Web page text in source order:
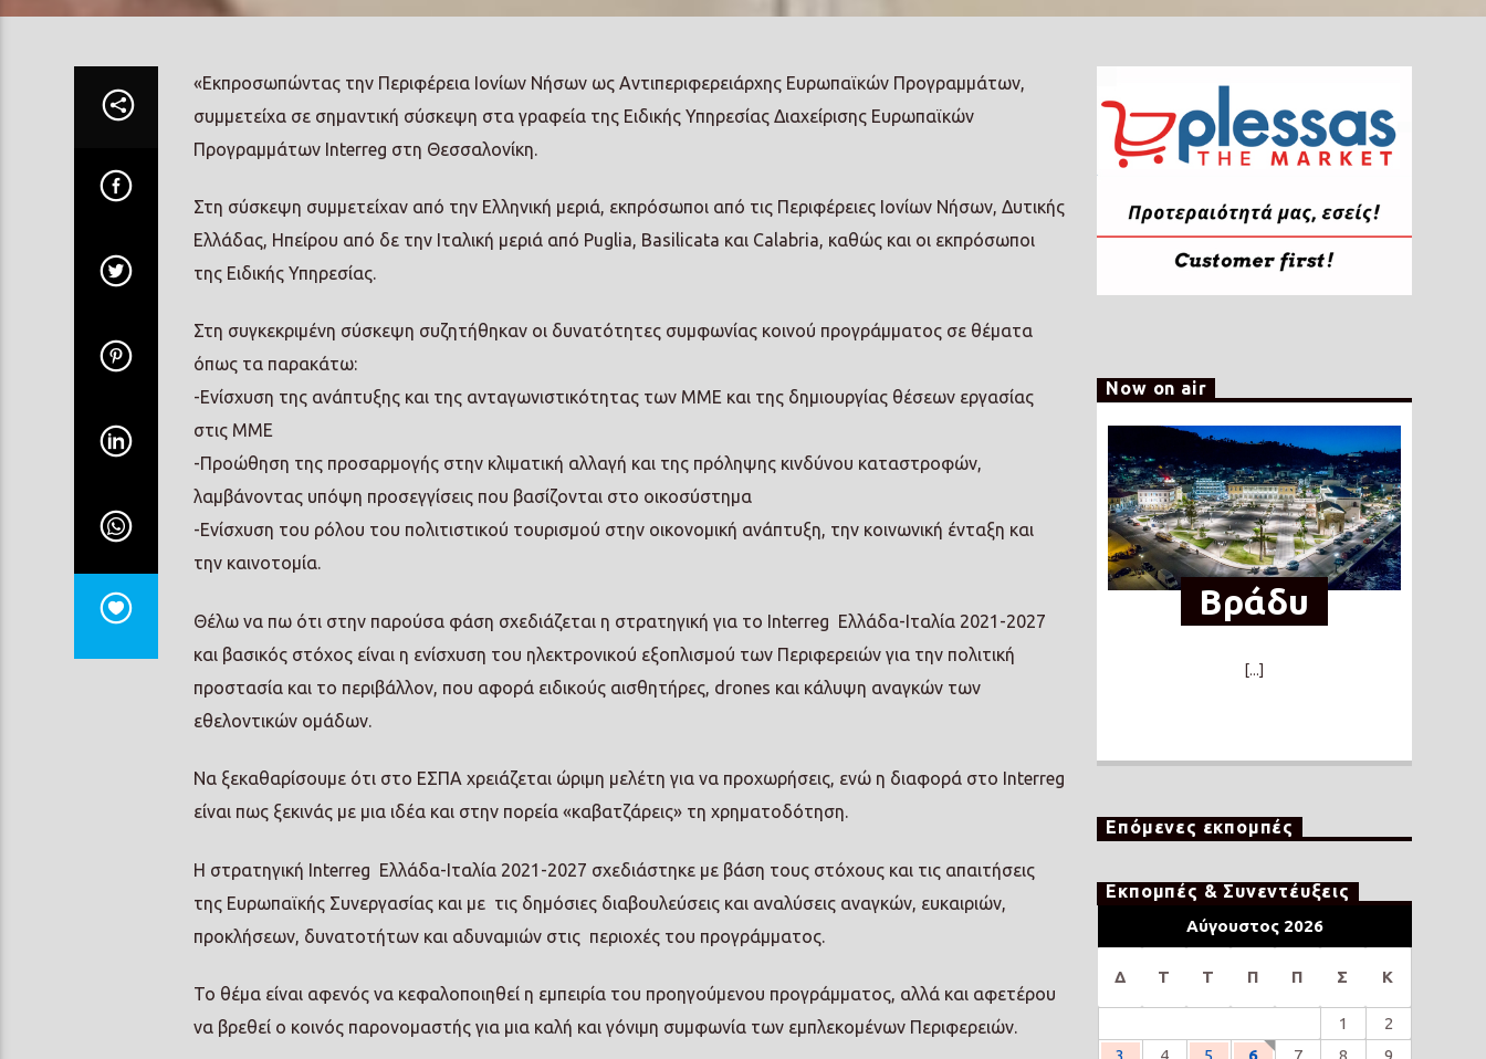
«Εκπροσωπώντας την Περιφέρεια Ιονίων Νήσων ως Αντιπεριφερειάρχης Ευρωπαϊκών Προγραμμάτων,
συμμετείχα σε σημαντική σύσκεψη στα γραφεία της Ειδικής Υπηρεσίας Διαχείρισης Ευρωπαϊκών
Προγραμμάτων Interreg στη Θεσσαλονίκη.
Στη σύσκεψη συμμετείχαν από την Ελληνική μεριά, εκπρόσωποι από τις Περιφέρειες Ιονίων Νήσων, Δυτικής
Ελλάδας, Ηπείρου από δε την Ιταλική μεριά από Puglia, Basilicata και Calabria, καθώς και οι εκπρόσωποι
της Ειδικής Υπηρεσίας.
Στη συγκεκριμένη σύσκεψη συζητήθηκαν οι δυνατότητες συμφωνίας κοινού προγράμματος σε θέματα
όπως τα παρακάτω:
-Ενίσχυση της ανάπτυξης και της ανταγωνιστικότητας των ΜΜΕ και της δημιουργίας θέσεων εργασίας
στις ΜΜΕ
-Προώθηση της προσαρμογής στην κλιματική αλλαγή και της πρόληψης κινδύνου καταστροφών,
λαμβάνοντας υπόψη προσεγγίσεις που βασίζονται στο οικοσύστημα
-Ενίσχυση του ρόλου του πολιτιστικού τουρισμού στην οικονομική ανάπτυξη, την κοινωνική ένταξη και
την καινοτομία.
Θέλω να πω ότι στην παρούσα φάση σχεδιάζεται η στρατηγική για το Interreg Ελλάδα-Ιταλία 2021-2027
και βασικός στόχος είναι η ενίσχυση του ηλεκτρονικού εξοπλισμού των Περιφερειών για την πολιτική
προστασία και το περιβάλλον, που αφορά ειδικούς αισθητήρες, drones και κάλυψη αναγκών των
εθελοντικών ομάδων.
Να ξεκαθαρίσουμε ότι στο ΕΣΠΑ χρειάζεται ώριμη μελέτη για να προχωρήσεις, ενώ η διαφορά στο Interreg
είναι πως ξεκινάς με μια ιδέα και στην πορεία «καβατζάρεις» τη χρηματοδότηση.
Η στρατηγική Interreg Ελλάδα-Ιταλία 2021-2027 σχεδιάστηκε με βάση τους στόχους και τις απαιτήσεις
της Ευρωπαϊκής Συνεργασίας και με τις δημόσιες διαβουλεύσεις και αναλύσεις αναγκών, ευκαιριών,
προκλήσεων, δυνατοτήτων και αδυναμιών στις περιοχές του προγράμματος.
Το θέμα είναι αφενός να κεφαλοποιηθεί η εμπειρία του προηγούμενου προγράμματος, αλλά και αφετέρου
να βρεθεί ο κοινός παρονομαστής για μια καλή και γόνιμη συμφωνία των εμπλεκομένων Περιφερειών.
Now on air
Βράδυ
[...]
Επόμενες εκπομπές
Εκπομπές & Συνεντέυξεις
Αύγουστος 2026
Δ Τ Τ Π Π Σ Κ
1
2